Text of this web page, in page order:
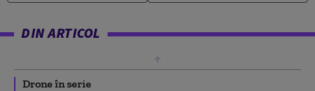
DIN ARTICOL
Drone în serie